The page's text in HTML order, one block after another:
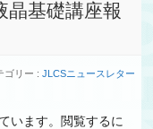
晶基礎講座報
ゴリー :JLCSニュースレター
います。閲覧するに